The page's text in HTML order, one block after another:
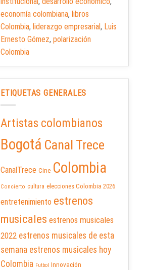
economía colombiana, libros
Colombia, liderazgo empresarial, Luis
Ernesto Gómez, polarización
Colombia
ETIQUETAS GENERALES
Artistas colombianos
Bogotá Canal Trece
CanalTrece Cine Colombia
Concierto cultura elecciones Colombia 2026
entretenimiento estrenos
musicales estrenos musicales
2022 estrenos musicales de esta
semana estrenos musicales hoy
Colombia Futbol Innovación